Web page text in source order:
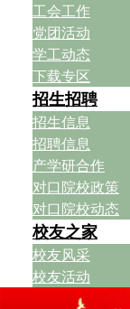
工会工作
党团活动
学工动态
下载专区
招生招聘
招生信息
招聘信息
产学研合作
对口院校政策
对口院校动态
校友之家
校友风采
校友活动